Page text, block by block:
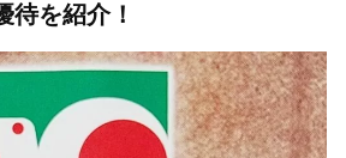
待を紹介！